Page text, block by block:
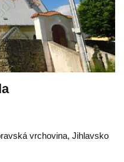
vrchovina, Jihlavsko